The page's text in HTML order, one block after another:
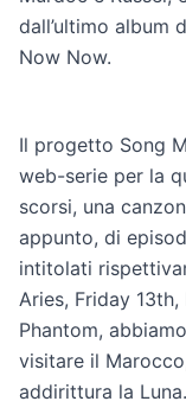
dall’ultimo album
Now Now.
Il progetto Song
web-serie per la
scorsi, una
appunto, di
intitolati
Aries, Friday
Phantom,
visitare il
addirittura la Luna.